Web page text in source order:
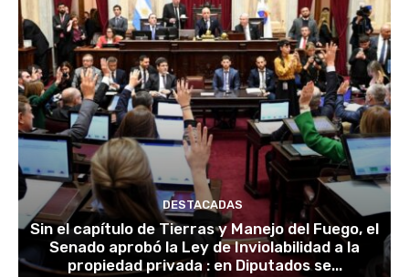
DESTACADAS
Sin el capítulo de Tierras y Manejo del Fuego, el
Senado aprobó la Ley de Inviolabilidad a la
propiedad privada : en Diputados se...